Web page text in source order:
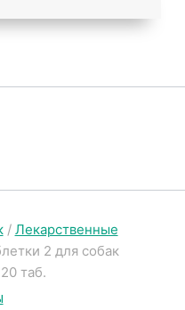
/ Лекарственные
2 для собак
таб.